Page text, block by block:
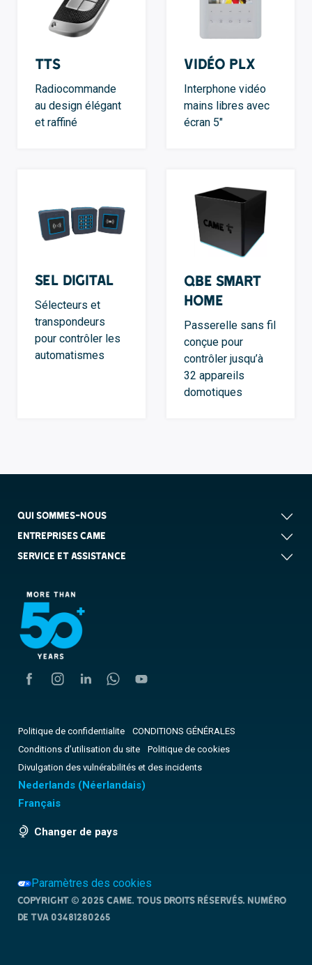
TTS
Radiocommande
au design élégant
et raffiné
VIDÉO PLX
Interphone vidéo
mains libres avec
écran 5″
SEL Digital
Sélecteurs et
transpondeurs
pour contrôler les
automatismes
QBE Smart
Home
Passerelle sans fil
conçue pour
contrôler jusqu’à
32 appareils
domotiques
QUI SOMMES-NOUS
ENTREPRISES CAME
SERVICE ET ASSISTANCE
Politique de confidentialite
CONDITIONS GÉNÉRALES
Conditions d’utilisation du site
Politique de cookies
Divulgation des vulnérabilités et des incidents
Nederlands (Néerlandais)
Français
Changer de pays
Paramètres des cookies
Copyright © 2025 CAME. Tous droits réservés. NUMÉRO
DE TVA 03481280265